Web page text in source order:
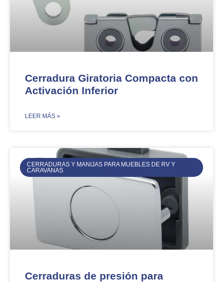
Cerradura Giratoria Compacta con
Activación Inferior​​
​LEER MÁS »
CERRADURAS Y MANIJAS PARA MUEBLES DE RV Y
CARAVANAS
Cerraduras de presión para